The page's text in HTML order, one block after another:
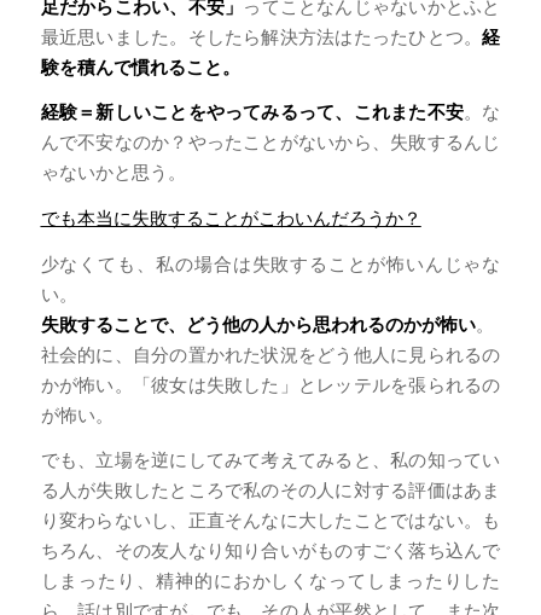
足だからこわい、不安」 ってことなんじゃないかとふと
最近思いました。そしたら解決方法はたったひとつ。経
験を積んで慣れること。
経験＝新しいことをやってみるって、これまた不安。な
んで不安なのか？やったことがないから、失敗するんじ
ゃないかと思う。
でも本当に失敗することがこわいんだろうか？
少なくても、私の場合は失敗することが怖いんじゃな
い。
失敗することで、どう他の人から思われるのかが怖い。
社会的に、自分の置かれた状況をどう他人に見られるの
かが怖い。「彼女は失敗した」とレッテルを張られるの
が怖い。
でも、立場を逆にしてみて考えてみると、私の知ってい
る人が失敗したところで私のその人に対する評価はあま
り変わらないし、正直そんなに大したことではない。も
ちろん、その友人なり知り合いがものすごく落ち込んで
しまったり、精神的におかしくなってしまったりした